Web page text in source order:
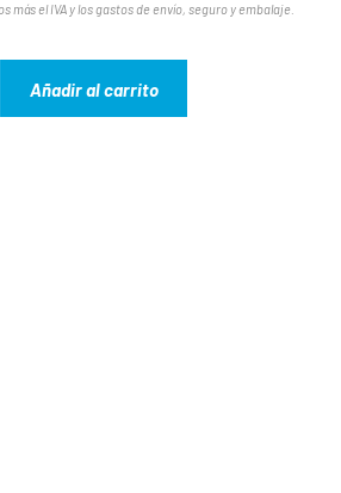
más el IVA y los gastos de envío, seguro y embalaje.
Añadir al carrito